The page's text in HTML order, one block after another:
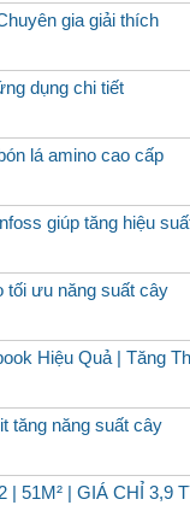
gia giải thích
dụng chi tiết
lá amino cao cấp
giúp tăng hiệu
tối ưu năng suất cây
Hiệu Quả | Tăng
tăng năng suất cây
| 51M² | GIÁ CHỈ 3,9